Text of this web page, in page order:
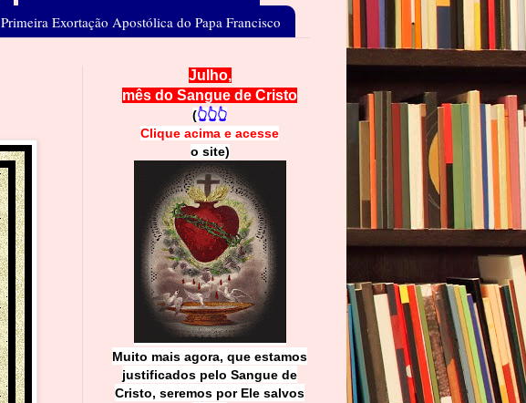
Primeira Exortação Apostólica do Papa Francisco
Julho,
mês do Sangue de Cristo
(👆👆👆
Clique acima e acesse
o site)
Muito mais agora, que estamos
justificados pelo Sangue de
Cristo, seremos por Ele salvos